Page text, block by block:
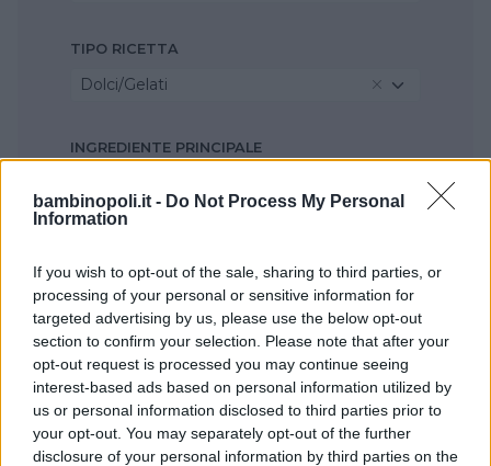
bambinopoli.it - Do Not Process My Personal
Information
If you wish to opt-out of the sale, sharing to third parties, or
processing of your personal or sensitive information for
targeted advertising by us, please use the below opt-out
section to confirm your selection. Please note that after your
opt-out request is processed you may continue seeing
interest-based ads based on personal information utilized by
us or personal information disclosed to third parties prior to
your opt-out. You may separately opt-out of the further
disclosure of your personal information by third parties on the
TIPO RICETTA
Dolci/Gelati
INGREDIENTE PRINCIPALE
Seleziona...